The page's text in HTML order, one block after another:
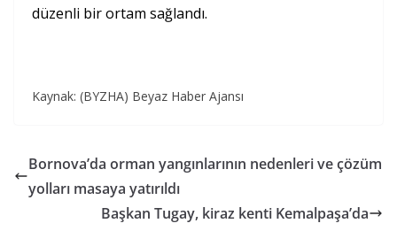
düzenli bir ortam sağlandı.
Kaynak: (BYZHA) Beyaz Haber Ajansı
Bornova’da orman yangınlarının nedenleri ve çözüm
yolları masaya yatırıldı
Başkan Tugay, kiraz kenti Kemalpaşa’da